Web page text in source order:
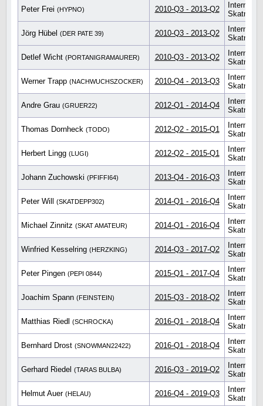
Peter Frei (HYPNO) 2010-Q3 - 2013-Q2
Jörg Hübel (DER PATE 39) 2010-Q3 - 2013-Q2
Detlef Wicht (PORTANIGRAMAURER) 2010-Q3 - 2013-Q2
Werner Trapp (NACHWUCHSZOCKER) 2010-Q4 - 2013-Q3
Andre Grau (GRUER22) 2012-Q1 - 2014-Q4
Thomas Dornheck (TODO) 2012-Q2 - 2015-Q1
Herbert Lingg (LUGI) 2012-Q2 - 2015-Q1
Johann Zuchowski (PFIFFI64) 2013-Q4 - 2016-Q3
Peter Will (SKATDEPP302) 2014-Q1 - 2016-Q4
Michael Zinnitz (SKAT AMATEUR) 2014-Q1 - 2016-Q4
Winfried Kesselring (HERZKING) 2014-Q3 - 2017-Q2
Peter Pingen (PEPI 0844) 2015-Q1 - 2017-Q4
Joachim Spann (FEINSTEIN) 2015-Q3 - 2018-Q2
Matthias Riedl (SCHROCKA) 2016-Q1 - 2018-Q4
Bernhard Drost (SNOWMAN22422) 2016-Q1 - 2018-Q4
Gerhard Riedel (TARAS BULBA) 2016-Q3 - 2019-Q2
Helmut Auer (HELAU) 2016-Q4 - 2019-Q3